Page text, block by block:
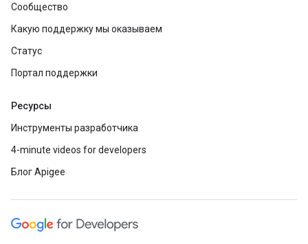
Сообщество
Какую поддержку мы оказываем
Статус
Портал поддержки
Ресурсы
Инструменты разработчика
4-minute videos for developers
Блог Apigee